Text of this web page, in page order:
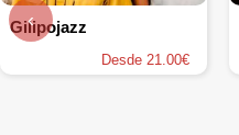
Gilipojazz
Desde 21.00€
‹